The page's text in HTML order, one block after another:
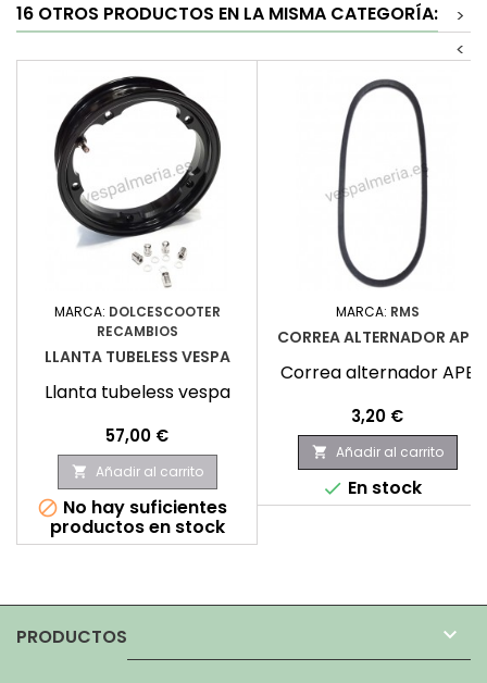
16 OTROS PRODUCTOS EN LA MISMA CATEGORÍA:
>
<
MARCA: DOLCESCOOTER
RECAMBIOS
LLANTA TUBELESS VESPA
Llanta tubeless vespa
Precio
57,00 €
 Añadir al carrito
 No hay suficientes
productos en stock
MARCA: RMS
CORREA ALTERNADOR APE
Correa alternador APE
Precio
3,20 €
 Añadir al carrito
 En stock
PRODUCTOS 